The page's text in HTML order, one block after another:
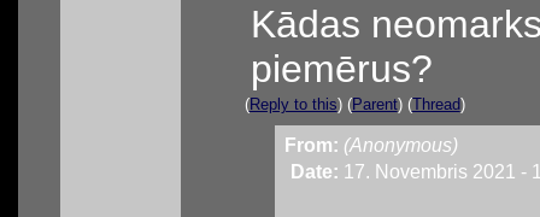
Kādas
piemērus?
(Reply to this) (Parent) (Thread)
From: (Anonymous)
Date: 17. Novembris 2021 -